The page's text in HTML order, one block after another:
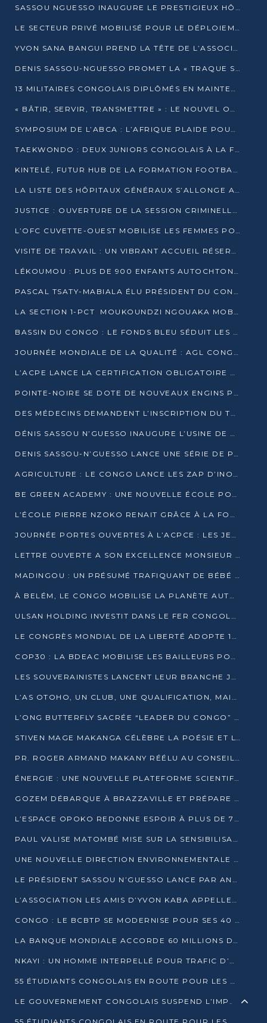
SASSOU NGUESSO INAUGURE LE PRESTIGIEUX HÔTEL KEMPINSKI BRAZZAVILLE
LE SECTEUR PRIVÉ MOBILISÉ POUR LE DÉPLOIEMENT DE 19 MINI-CENTRALES SOLAIRES
YVON SANA BANGUI PREND LA TÊTE DE L’ASSOCIATION DES BANQUES CENTRALES AFRICAINES
DENIS SASSOU-NGUESSO PROMET LA « TRAQUE SANS RELÂCHE » DU GRAND BANDITISME
13 MILITAIRES CONGOLAIS DIPLÔMÉS EN MAINTENANCE INDUSTRIELLE APRÈS TROIS ANS DE FORMATION À L’UNIVERSITÉ MARIEN-NGOUABI
« BÂTIR, SERVIR, TRANSMETTRE » : LE NOUVEL OUVRAGE QUI INTERPELLE LES COLLECTIVITÉS
SYMPOSIUM DE L’ABCA : L’AFRIQUE PLAIDE POUR UN FINANCEMENT CLIMATIQUE ÉQUITABLE
TAEKWONDO : DEUX JUNIORS CONGOLAIS À LA FINALE D’OPEN SYRIES 2025 À ABIDJAN
KINTELÉ, FUTUR HUB DE LA FORMATION FOOTBALLISTIQUE AFRICAINE ?
LA LISTE DES HÔPITAUX GÉNÉRAUX S’ALLONGE AU CONGO
JUSTICE : OUVERTURE DE LA SESSION CRIMINELLE À BRAZZAVILLE AVEC 52 DOSSIERS AU RÔLE
L’OFC CUVETTE-OUEST MOBILISE LES FEMMES POUR ACCUEILLIR LE PRÉSIDENT DE LA RÉPUBLIQUE
VISITE DE TRAVAIL : UN VIBRANT ACCUEIL RÉSERVÉ À DENIS SASSOU-N’GUESSO PAR L’ASSOCIATION « LES AMIS DE WOMO »
LÉKOUMOU : PLUS DE 900 ENFANTS AUTOCHTONES REÇOIVENT DES KITS SCOLAIRES GRÂCE À L’ESPACE OPOKO
PASCAL TSATY-MABIALA ÉLU PRÉSIDENT DU CONSEIL NATIONAL DE L’UPADS
LA SECTION 1-PCT MOUKOUNDZI NGOUAKA MOBILISE 100 000 FCFA POUR LE 6ᵉ CONGRÈS DU PARTI
BASSIN DU CONGO : LE FONDS BLEU SÉDUIT LES BAILLEURS À BELÉM
JOURNÉE MONDIALE DE LA QUALITÉ : AGL CONGO FORME ET SENSIBILISE LES JEUNES TALENTS
L’ACPE LANCE LA CERTIFICATION OBLIGATOIRE DES CONTRATS DE TRAVAIL DES TRANSPORTEURS
POINTE-NOIRE SE DOTE DE NOUVEAUX ENGINS POUR L’ASSAINISSEMENT ET L’ENTRETIEN ROUTIER
DES MÉDECINS DEMANDENT L’INSCRIPTION DU TRAITEMENT DU PIED-BOT DANS LES CURSUS UNIVERSITAIRES
DÉNIS SASSOU N’GUESSO INAUGURE L’USINE DE VALORISATION DU GAZ ASSOCIÉ
DENIS SASSOU-N’GUESSO LANCE UNE SÉRIE DE PROJETS DANS LE KOUILOU
AGRICULTURE : LE CONGO LANCE LES ZAP D’INONI ET YONO
BE GREEN ACADEMY : UNE NOUVELLE ÉCOLE POUR LES MÉTIERS DE L’ÉCOLOGIE À POINTE-NOIRE
L’ÉCOLE PIERRE NZOKO RENAIT GRÂCE À LA FONDATION MUCODEC
JOURNÉE PORTES OUVERTES À L’ACPCE : LES JEUNES EN IMMERSION DANS L’ENTREPRISE
LETTRE OUVERTE A SON EXCELLENCE MONSIEUR DENIS SASSOU NGUESSO, PRESIDENT DE LAREPUBLIQUE DU CONGO
MADINGOU : UN PRÉSUMÉ TRAFIQUANT DE BÉBÉ CHIMPANZÉ FIXÉ SUR SON SORT LE 20 NOVEMBRE
À BELÉM, LE CONGO MOBILISE LA PLANÈTE AUTOUR DU FONDS BLEU POUR LE BASSIN DU CONGO
ULSAN HOLDING INVESTIT DANS LE FER CONGOLAIS
LE CONGRÈS MONDIAL DE LA LIBERTÉ ADOPTE 14 RÉSOLUTIONS HISTORIQUES
COP30 : LA BDEAC MOBILISE LES BAILLEURS POUR LE FONDS BLEU DU BASSIN DU CONGO
LES SOUVERAINISTES LANCENT LEUR BRANCHE JEUNE À BRAZZAVILLE
L’AS OTOHO, UN CLUB, UNE QUALIFICATION, MAIS ENCORE DES DOUTES
L’ONG BUTTERFLY SACRÉE “LEADER DU CONGO” AU PRIX D’EXCELLENCE 2025
STIVEN MAGE MAKANGA CÉLÈBRE LA POÉSIE ET L’HUMAIN AVEC SON RECUEIL “HECTARE”
PR. ROGER ARMAND MAKANY RÉÉLU AU CONSEIL DE L’AUF
ÉNERGIE : UNE NOUVELLE PLATEFORME SCIENTIFIQUE POUR LA TRANSITION ÉNERGÉTIQUE EN AFRIQUE CENTRALE
GOZEM DÉBARQUE À BRAZZAVILLE ET PRÉPARE SON ARRIVÉE À POINTE-NOIRE
L’ESPACE OPOKO REDONNE ESPOIR À PLUS DE 775 ÉLÈVES AUTOCHTONES DANS LE NORD DU CONGO
PAUL VALISE MATOMBÉ MISE SUR LA SENSIBILISATION POUR ÉRAQUER LE GRAND BANDITISME
UNE NOUVELLE DIRECTION ENVIRONNEMENTALE POUR RENFORCER LA GESTION DES DONNÉES AU CONGO
LE PRÉSIDENT SASSOU N’GUESSO LANCE PAR ANTICIPATION LA 39ÈME JOURNÉE NATIONALE DE L’ARBRE
L’ASSOCIATION LES AMIS D’YVON KABA APPELLENT DENIS SASSOU N’GUESSO À SE PORTER CANDIDAT
CONGO : LE BCBTP SE MODERNISE POUR SES 40 ANS D’EXISTENCE
LA BANQUE MONDIALE ACCORDE 60 MILLIONS DE DOLLARS POUR LA RÉSILIENCE URBAINE AU CONGO
NKAYI : UN HOMME INTERPELLÉ POUR TRAFIC D’UN BÉBÉ CHIMPANZÉ
55 ÉTUDIANTS CONGOLAIS EN ROUTE POUR LES UNIVERSITÉS ALGÉRIENNES
LE GOUVERNEMENT CONGOLAIS SUSPEND L’IMPORTATION DES MACHETTES ET DES MOTOS